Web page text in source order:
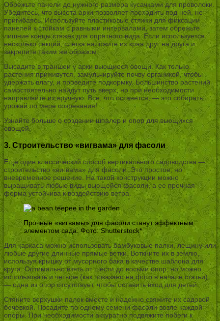
Обрежьте панели до нужного размера кусачками для проволоки.
Убедитесь, что высота арки позволяет проходить под ней, не
пригибаясь. Используйте пластиковые стяжки для фиксации
панелей к стойкам с равными интервалами, затем обрежьте
лишние концы стяжек для опрятного вида. Если используется
несколько секций, слегка наложите их края друг на друга и
закрепите таким же образом.
Высадите в траншеи у арки вьющиеся овощи. Как только
растения приживутся, замульчируйте почву органикой, чтобы
удержать влагу, и проведите подкормку. Большинство растений
самостоятельно найдут путь вверх, но при необходимости
направляйте их вручную. Все, что останется, — это собирать
урожай по мере созревания!
Узнайте больше о создании шпалер и опор для вьющихся
овощей.
3. Строительство «вигвама» для фасоли
Еще один классический способ вертикального садоводства —
строительство «вигвама» для фасоли. Это простое, но
вневременное решение. На такой конструкции можно
выращивать любые виды вьющейся фасоли, а ее прочная
форма устойчива к воздействию ветра.
Прочные «вигвамы» для фасоли станут эффектным
элементом сада. Фото: Shutterstock*
Для каркаса можно использовать бамбуковые палки, лещину или
любые другие длинные прямые ветки. Воткните их в землю,
используя крышку от мусорного бака в качестве шаблона для
круга. Оптимально взять от шести до восьми опор, но можно
использовать и четыре (как показано на фото в начале статьи)
— одна из опор отсутствует, чтобы оставить вход для детей.
Стяните верхушки палок вместе и надежно свяжите их садовой
бечевкой. Посадите по одному семени фасоли возле каждой
опоры. При необходимости аккуратно подвяжите побеги к